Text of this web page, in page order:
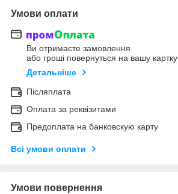
Умови оплати
Ви отримаєте замовлення
або гроші повернуться на вашу картку
Детальніше
Післяплата
Оплата за реквізитами
Предоплата на банковскую карту
Всі умови оплати
Умови повернення